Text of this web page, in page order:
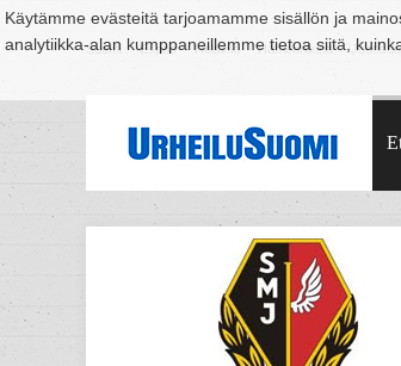
Käytämme evästeitä tarjoamamme sisällön ja
analytiikka-alan kumppaneillemme tietoa siitä,
Suomi Espoo Helsinki Hämeenlinna Joensuu